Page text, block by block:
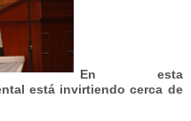
En esta
está invirtiendo cerca de